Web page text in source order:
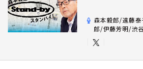
森本毅郎/遠藤
郎/伊藤芳明/渋